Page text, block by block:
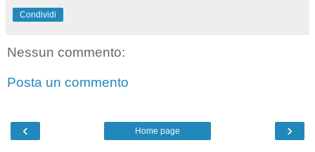
Condividi
Nessun commento:
Posta un commento
‹ ›
Home page